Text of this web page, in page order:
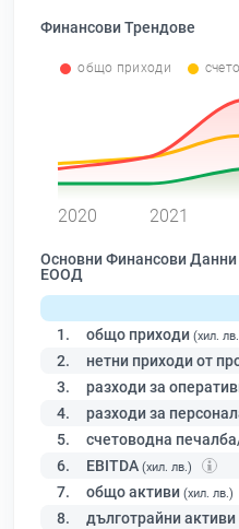
Финансови Трендове
общо приходи
2020 2021
Основни Финансови
ЕООД
1. общо приходи (хил.
2. нетни приходи от
3. разходи за
4. разходи за
5. счетоводна
6. EBITDA (хил. лв.)
7. общо активи (хил. лв.)
8. дълготрайни активи